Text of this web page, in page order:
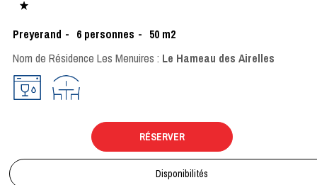
Preyerand 6 personnes 50 m2
Nom de Résidence Les Menuires : Le Hameau des Airelles
RÉSERVER
Disponibilités